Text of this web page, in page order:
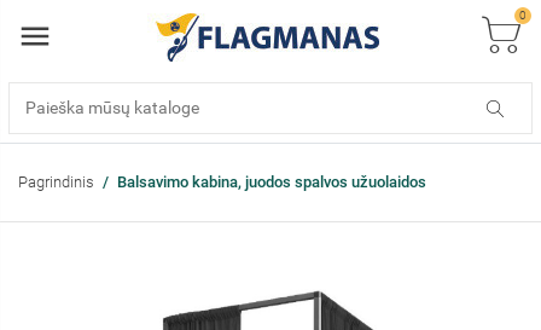
0
Pagrindinis Balsavimo kabina, juodos spalvos užuolaidos